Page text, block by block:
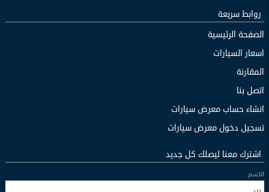
روابط سريعة
الصفحة الرئيسية
اسعار السيارات
المقارنة
اتصل بنا
انشاء حساب معرض سيارات
تسجيل دخول معرض سيارات
اشترك معنا ليصلك كل جديد
الاسم: